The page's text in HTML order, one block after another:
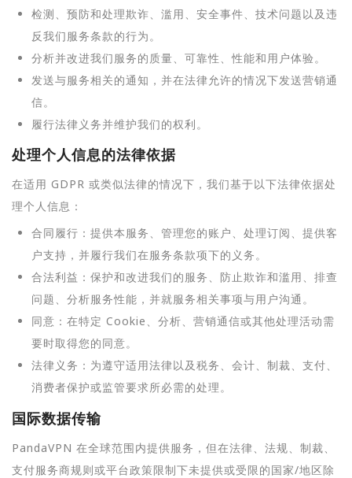
检测、预防和处理欺诈、滥用、安全事件、技术问题以及违
反我们服务条款的行为。
分析并改进我们服务的质量、可靠性、性能和用户体验。
发送与服务相关的通知，并在法律允许的情况下发送营销通
信。
履行法律义务并维护我们的权利。
处理个人信息的法律依据
在适用 GDPR 或类似法律的情况下，我们基于以下法律依据处
理个人信息：
合同履行：提供本服务、管理您的账户、处理订阅、提供客
户支持，并履行我们在服务条款项下的义务。
合法利益：保护和改进我们的服务、防止欺诈和滥用、排查
问题、分析服务性能，并就服务相关事项与用户沟通。
同意：在特定 Cookie、分析、营销通信或其他处理活动需
要时取得您的同意。
法律义务：为遵守适用法律以及税务、会计、制裁、支付、
消费者保护或监管要求所必需的处理。
国际数据传输
PandaVPN 在全球范围内提供服务，但在法律、法规、制裁、
支付服务商规则或平台政策限制下未提供或受限的国家/地区除